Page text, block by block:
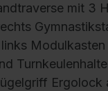
mit 3
Ergolock